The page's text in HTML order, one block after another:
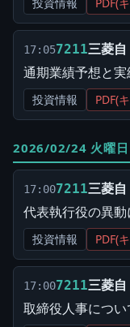
17:057211三菱自
通期業績予想と
投資情報 PDF(
2026/02/24 火曜日
17:007211三菱自
代表執行役の異
投資情報 PDF(
17:007211三菱自
取締役人事につい